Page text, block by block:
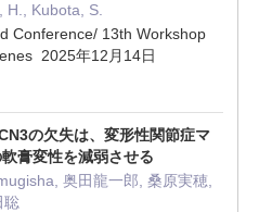
H., Kubota, S.
Conference/ 13th Workshop
2025年12月14日
の欠失は、変形性関節症マ
膏変性を減弱させる
奥田龍一郎, 桑原実穂,
聡